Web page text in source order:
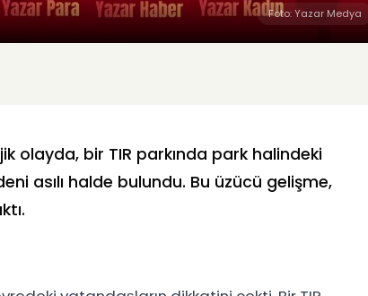
Foto: Yazar Medya
olayda, bir TIR parkında park halindeki
asılı halde bulundu. Bu üzücü gelişme,